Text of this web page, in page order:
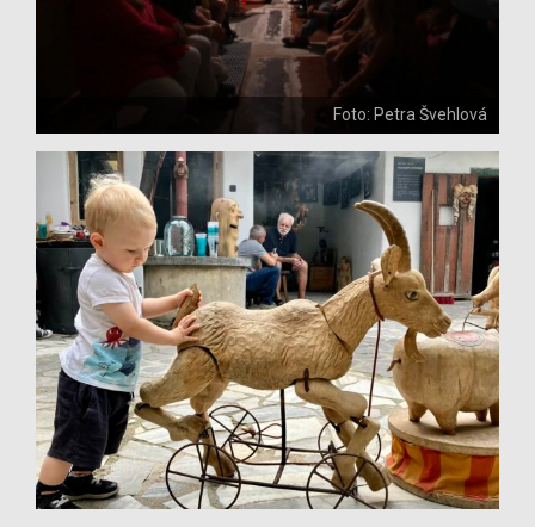
Foto: Petra Švehlová